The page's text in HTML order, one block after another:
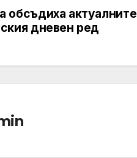
обсъдиха актуалните
дневен ред